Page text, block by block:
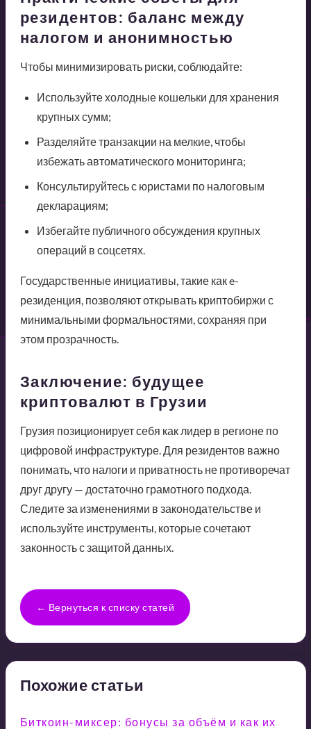
резидентов: баланс между
налогом и анонимностью
Чтобы минимизировать риски, соблюдайте:
Используйте холодные кошельки для хранения
крупных сумм;
Разделяйте транзакции на мелкие, чтобы
избежать автоматического мониторинга;
Консультируйтесь с юристами по налоговым
декларациям;
Избегайте публичного обсуждения крупных
операций в соцсетях.
Государственные инициативы, такие как e-
резиденция, позволяют открывать криптобиржи с
минимальными формальностями, сохраняя при
этом прозрачность.
Заключение: будущее
криптовалют в Грузии
Грузия позиционирует себя как лидер в регионе по
цифровой инфраструктуре. Для резидентов важно
понимать, что налоги и приватность не противоречат
друг другу — достаточно грамотного подхода.
Следите за изменениями в законодательстве и
используйте инструменты, которые сочетают
законность с защитой данных.
← Вернуться к списку статей
Похожие статьи
Биткоин-миксер: бонусы за объём и как их